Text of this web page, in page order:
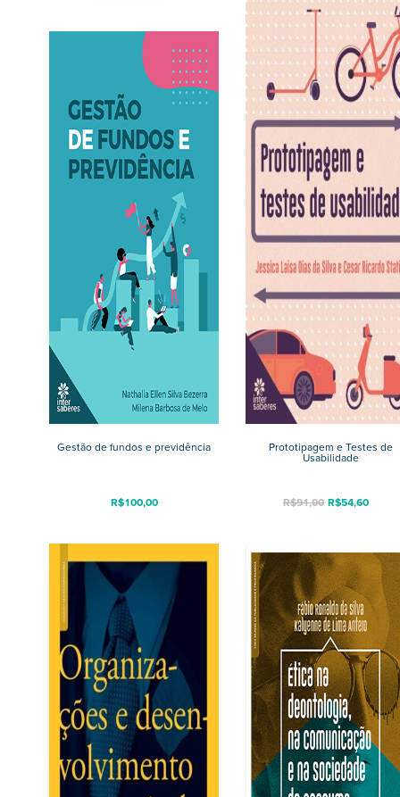
Prototipagem e Testes de
Usabilidade
R$91,00 R$54,60
Gestão de fundos e previdência
R$100,00